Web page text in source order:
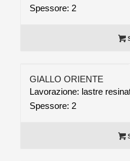
Spessore: 2
GIALLO ORIENTE
Lavorazione: lastre
Spessore: 2